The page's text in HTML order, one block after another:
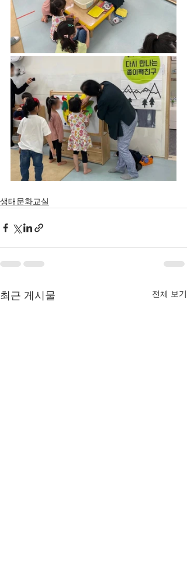
생태문화교실
최근 게시물 전체 보기